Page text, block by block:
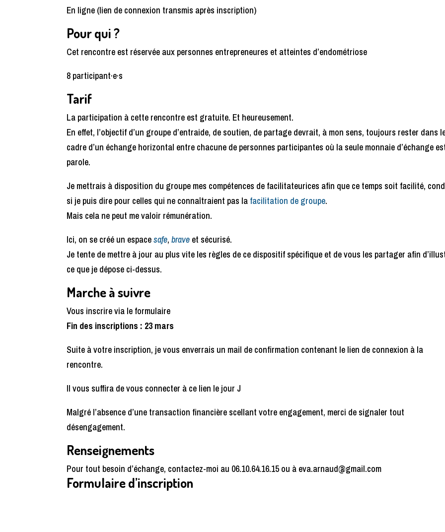
En ligne (lien de connexion transmis après inscription)
Pour qui ?
Cet rencontre est réservée aux personnes entrepreneures et atteintes d’endométriose
8 participant·e·s
Tarif
La participation à cette rencontre est gratuite. Et heureusement.
En effet, l’objectif d’un groupe d’entraide, de soutien, de partage devrait, à mon sens, toujours rester dans
cadre d’un échange horizontal entre chacune de personnes participantes où la seule monnaie d’échange
parole.
Je mettrais à disposition du groupe mes compétences de facilitateurices afin que ce temps soit facilité,
si je puis dire pour celles qui ne connaîtraient pas la facilitation de groupe.
Mais cela ne peut me valoir rémunération.
Ici, on se créé un espacesafe,brave et sécurisé.
Je tente de mettre à jour au plus vite les règles de ce dispositif spécifique et de vous les partager afin
ce que je dépose ci-dessus.
Marche à suivre
Vous inscrire via le formulaire
Fin des inscriptions : 23 mars
Suite à votre inscription, je vous enverrais un mail de confirmation contenant le lien de connexion à la
rencontre.
Il vous suffira de vous connecter à ce lien le jour J
Malgré l’absence d’une transaction financière scellant votre engagement, merci de signaler tout
désengagement.
Renseignements
Pour tout besoin d’échange, contactez-moi au 06.10.64.16.15 ou à eva.arnaud@gmail.com
Formulaire d’inscription